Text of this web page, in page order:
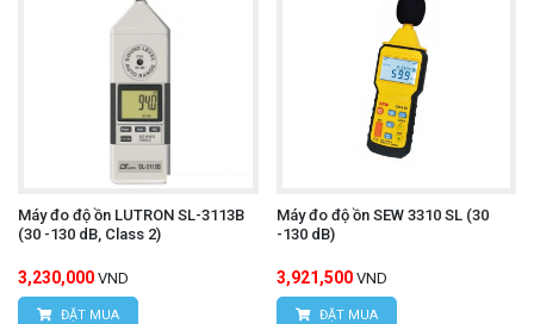
Máy đo độ ồn LUTRON SL-3113B
(30 -130 dB, Class 2)
3,230,000 VND
ĐẶT MUA
Máy đo độ ồn SEW 3310 SL (30
-130 dB)
3,921,500 VND
ĐẶT MUA